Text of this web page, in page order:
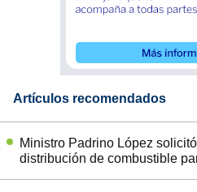
Artículos recomendados
Ministro Padrino López
distribución de combustible